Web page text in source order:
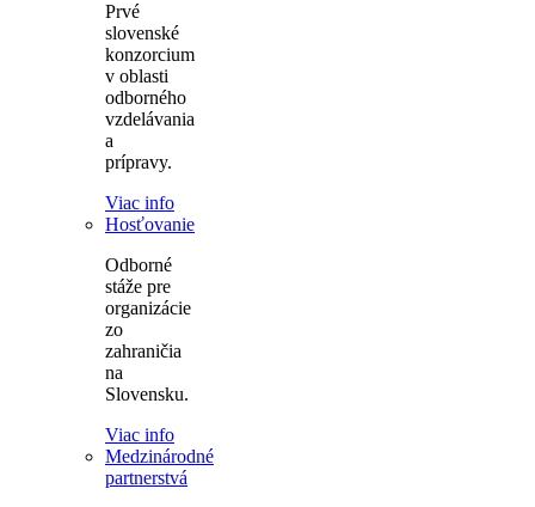
Prvé
slovenské
konzorcium
v oblasti
odborného
vzdelávania
a
prípravy.
Viac info
Hosťovanie
Odborné
stáže pre
organizácie
zo
zahraničia
na
Slovensku.
Viac info
Medzinárodné
partnerstvá